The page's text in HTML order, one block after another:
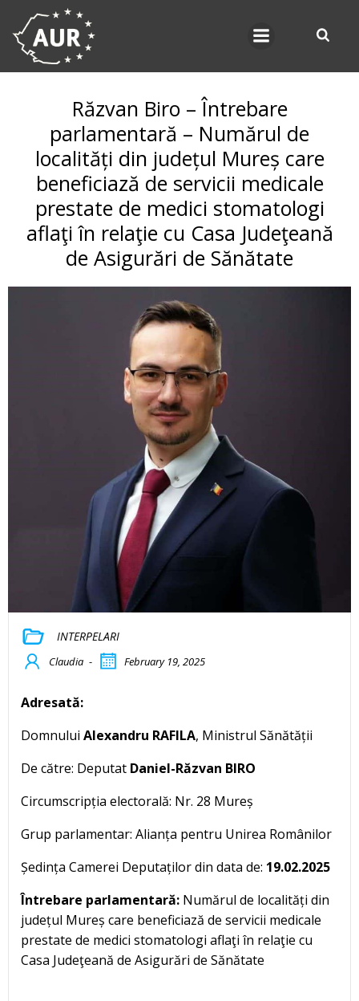
Răzvan Biro – Întrebare
parlamentară – Numărul de
localități din județul Mureș care
beneficiază de servicii medicale
prestate de medici stomatologi
aflaţi în relaţie cu Casa Judeţeană
de Asigurări de Sănătate
INTERPELARI
Claudia - February 19, 2025
Adresată:
Domnului Alexandru RAFILA, Ministrul Sănătății
De către: Deputat Daniel-Răzvan BIRO
Circumscripția electorală: Nr. 28 Mureș
Grup parlamentar: Alianța pentru Unirea Românilor
Ședința Camerei Deputaților din data de: 19.02.2025
Întrebare parlamentară: Numărul de localități din
județul Mureș care beneficiază de servicii medicale
prestate de medici stomatologi aflaţi în relaţie cu
Casa Judeţeană de Asigurări de Sănătate